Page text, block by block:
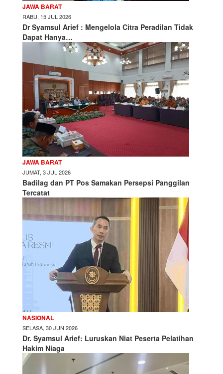
JAWA BARAT
RABU, 15 JUL 2026
Dr Syamsul Arief : Mengelola Citra Peradilan Tidak
Dapat Hanya…
JAWA BARAT
JUMAT, 3 JUL 2026
Badilag dan PT Pos Samakan Persepsi Panggilan
Tercatat
NASIONAL
SELASA, 30 JUN 2026
Dr. Syamsul Arief: Luruskan Niat Peserta Pelatihan
Hakim Niaga